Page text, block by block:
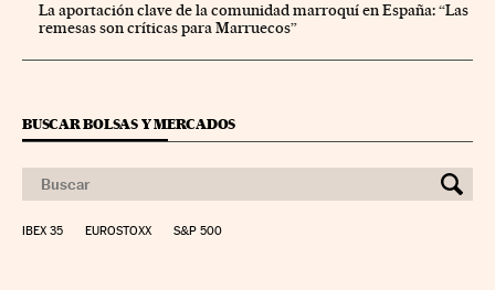
La aportación clave de la comunidad marroquí en España: “Las
remesas son críticas para Marruecos”
BUSCAR BOLSAS Y MERCADOS
IBEX 35 EUROSTOXX S&P 500